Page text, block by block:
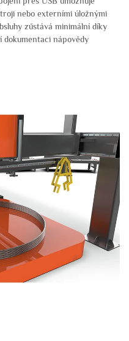
nebo externími úložnými
zůstává minimální díky
dokumentaci nápovědy